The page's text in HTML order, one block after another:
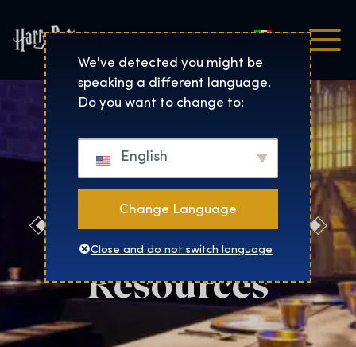
Harry Potter™: The
Italiano
Boston Press
Resources
We've detected you might be
speaking a different language.
Do you want to change to:
English
Change Language
Close and do not switch language